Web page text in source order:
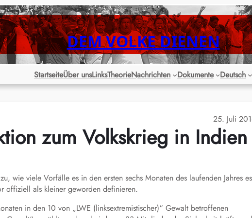
DEM VOLKE DIENEN
StartseiteÜber unsLinksTheorieNachrichten Dokumente Deutsch
25. Juli
zum Volkskrieg in Indien
wie viele Vorfälle es in den ersten sechs Monaten des laufenden Jahres es
offiziell als kleiner geworden definieren.
in den 10 von „LWE (linksextremistischer)“ Gewalt betroffenen